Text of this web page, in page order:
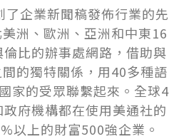
企業新聞稿發佈行業的先
洲、歐洲、亞洲和中東16
比的辦事處網路，借助與
的獨特關係，用40多種語
家的受眾聯繫起來。全球4
府機構都在使用美通社的
以上的財富500強企業。